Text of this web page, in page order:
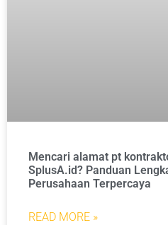
Mencari alamat pt
SplusA.id? Panduan
Perusahaan Terpercaya
READ MORE »